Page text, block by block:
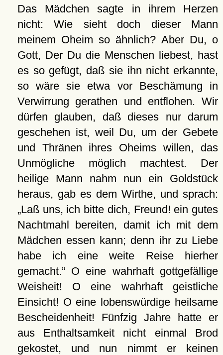
Das Mädchen sagte in ihrem Herzen
nicht: Wie sieht doch dieser Mann
meinem Oheim so ähnlich? Aber Du, o
Gott, Der Du die Menschen liebest, hast
es so gefügt, daß sie ihn nicht erkannte,
so wäre sie etwa vor Beschämung in
Verwirrung gerathen und entflohen. Wir
dürfen glauben, daß dieses nur darum
geschehen ist, weil Du, um der Gebete
und Thränen ihres Oheims willen, das
Unmögliche möglich machtest. Der
heilige Mann nahm nun ein Goldstück
heraus, gab es dem Wirthe, und sprach:
Laß uns, ich bitte dich, Freund! ein gutes
Nachtmahl bereiten, damit ich mit dem
Mädchen essen kann; denn ihr zu Liebe
habe ich eine weite Reise hierher
gemacht. O eine wahrhaft gottgefällige
Weisheit! O eine wahrhaft geistliche
Einsicht! O eine lobenswürdige heilsame
Bescheidenheit! Fünfzig Jahre hatte er
aus Enthaltsamkeit nicht einmal Brod
gekostet, und nun nimmt er keinen